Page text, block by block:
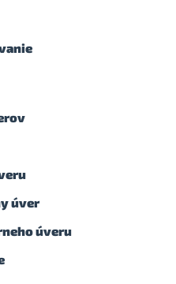
úver
úveru